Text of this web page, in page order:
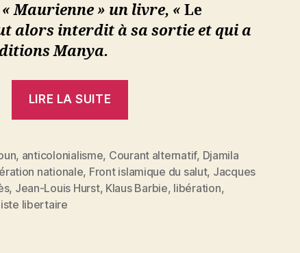
Maurienne » un livre, « Le
alors interdit à sa sortie et qui a
Manya.
LIRE LA SUITE
:
Vergès
trahit-
, anticolonialisme, Courant alternatif, Djamila
nationale, Front islamique du salut, Jacques
, Jean-Louis Hurst, Klaus Barbie, libération,
libertaire